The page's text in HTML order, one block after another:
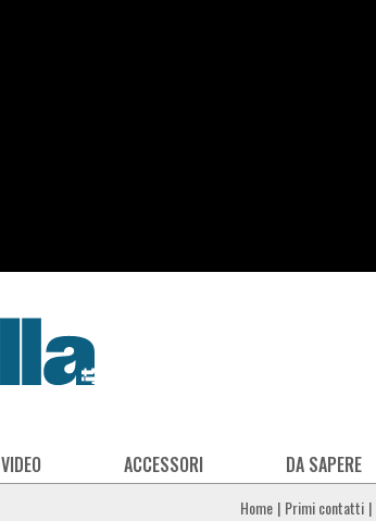
VIDEO ACCESSORI DA SAPERE
Home Primi contatti